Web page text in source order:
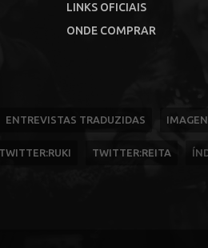
LINKS OFICIAIS
ONDE COMPRAR
ENTREVISTAS TRADUZIDAS
TWITTER:RUKI TWITTER:REITA